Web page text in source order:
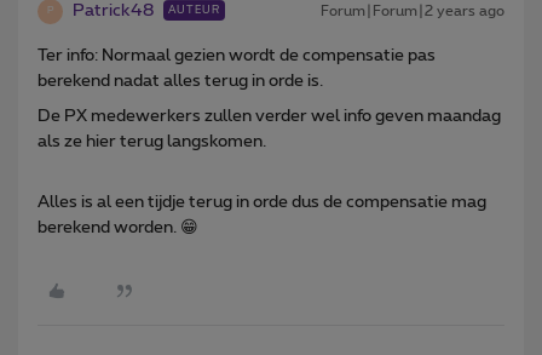
P Patrick48 AUTEUR Forum|Forum|2 years ago
Ter info: Normaal gezien wordt de compensatie pas
berekend nadat alles terug in orde is.
De PX medewerkers zullen verder wel info geven maandag
als ze hier terug langskomen.
Alles is al een tijdje terug in orde dus de compensatie mag
berekend worden. 😁